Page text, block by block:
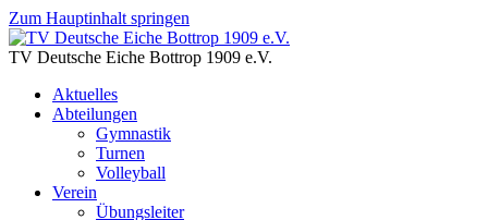
Zum Hauptinhalt springen
TV Deutsche Eiche Bottrop 1909 e.V.
Aktuelles
Abteilungen
Gymnastik
Turnen
Volleyball
Verein
Übungsleiter